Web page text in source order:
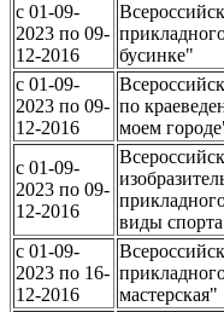
c 01-09-
2023 по 09-
12-2016
бусинке"
c 01-09-
2023 по 09-
12-2016
по
моем
c 01-09-
2023 по 09-
12-2016
виды
c 01-09-
2023 по 16-
12-2016
мастерская"